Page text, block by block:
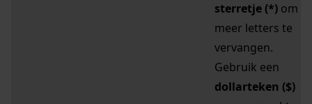
sterretje (*) om
meer letters te
vervangen.
Gebruik een
dollarteken ($)